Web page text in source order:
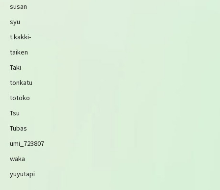
susan
syu
t.kakki-
taiken
Taki
tonkatu
totoko
Tsu
Tubas
umi_723807
waka
yuyutapi